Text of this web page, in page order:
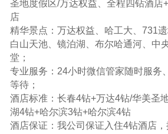
圣地度假区/万达权益、全程四钻酒店
店
精华景点：万达权益、哈工大、731
白山天池、镜泊湖、布尔哈通河、中
堂；
专业服务：24小时微信管家随时服务
等待；
酒店标准：长春4钻+万达4钻/华美圣
湖4钻+哈尔滨3钻+哈尔滨4钻
酒店保证：我公司保证入住4钻酒店